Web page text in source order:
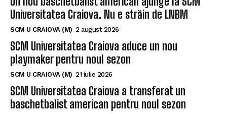
Universitatea Craiova. Nu e străin de LNBM
SCM U CRAIOVA (M) 2 august 2026
SCM Universitatea Craiova aduce un nou
playmaker pentru noul sezon
SCM U CRAIOVA (M) 21 iulie 2026
SCM Universitatea Craiova a transferat un
baschetbalist american pentru noul sezon